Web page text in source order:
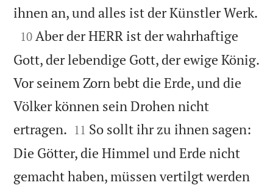
ihnen an, und alles ist der Künstler Werk.

10 Aber der HERR ist der wahrhaftige
Gott, der lebendige Gott, der ewige König.
Vor seinem Zorn bebt die Erde, und die
Völker können sein Drohen nicht
ertragen. 

11 So sollt ihr zu ihnen sagen:
Die Götter, die Himmel und Erde nicht
gemacht haben, müssen vertilgt werden